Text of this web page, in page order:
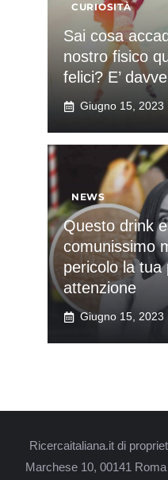
CURIOSITÀ
Sai cosa
nostro fisico
felici? E’
Giugno 15, 2023
NEWS
Questo drink
comunissimo
pericolo la tua
attenzione
Giugno 15, 2023
Ricercaitaliana.it di
Marchese 10, 00141